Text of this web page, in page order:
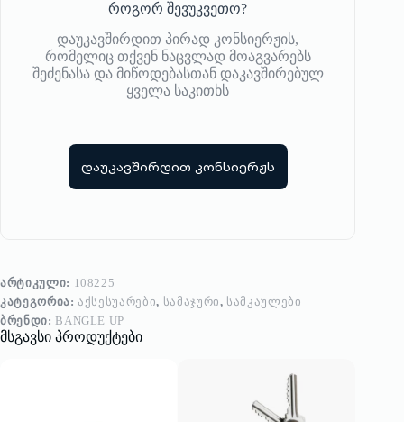
როგორ შევუკვეთო?
დაუკავშირდით პირად კონსიერჟის,
რომელიც თქვენ ნაცვლად მოაგვარებს
შეძენასა და მიწოდებასთან დაკავშირებულ
ყველა საკითხს
დაუკავშირდით კონსიერჟს
ᲐᲠᲢᲘᲙᲣᲚᲘ: 108225
ᲙᲐᲢᲔᲒᲝᲠᲘᲐ:ᲐᲥᲡᲔᲡᲣᲐᲠᲔᲑᲘ, ᲡᲐᲛᲐᲯᲣᲠᲘ, ᲡᲐᲛᲙᲐᲣᲚᲔᲑᲘ
ᲑᲠᲔᲜᲓᲘ: BANGLE UP
მსგავსი პროდუქტები